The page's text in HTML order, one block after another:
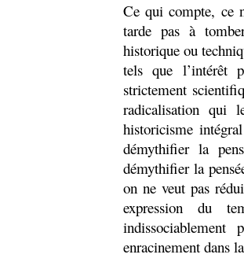
Ce qui compte, ce
tarde pas à
historique ou
tels que l’intérêt
strictement
radicalisation qui
historicisme
démythifier la
démythifier la
on ne veut pas
expression du
indissociablement
enracinement dans